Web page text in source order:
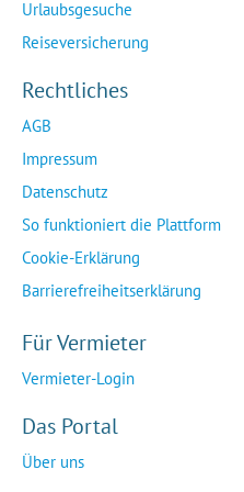
Urlaubsgesuche
Reiseversicherung
Rechtliches
AGB
Impressum
Datenschutz
So funktioniert die Plattform
Cookie-Erklärung
Barrierefreiheitserklärung
Für Vermieter
Vermieter-Login
Das Portal
Über uns